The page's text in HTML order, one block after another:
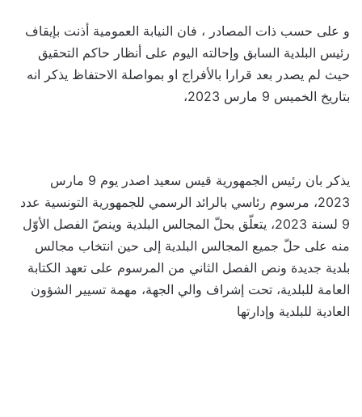
و على حسب ذات المصادر ، فان النيابة العمومية أذنت بإيقاف
رئيس البلدية السابق وإحالته اليوم على أنظار حاكم التحقيق
حيث لم يصدر بعد قرارا بالأفراج او بمواصلة الاحتفاظ يذكر انه
بتاريخ الخميس 9 مارس 2023،
يذكر بان رئيس الجمهورية قيس سعيد اصدر يوم 9 مارس
2023، مرسوم رئاسي بالرائد الرسمي للجمهورية التونسية عدد
9 لسنة 2023، يتعلّق بحلّ المجالس البلدية وينصّ الفصل الأوّل
منه على حلّ جميع المجالس البلدية إلى حين انتخاب مجالس
بلدية جديدة ونص الفصل الثاني من المرسوم على تعهد الكتابة
العامة للبلدية، تحت إشراف والي الجهة، مهمة تسيير الشؤون
العادية للبلدية وإدارتها